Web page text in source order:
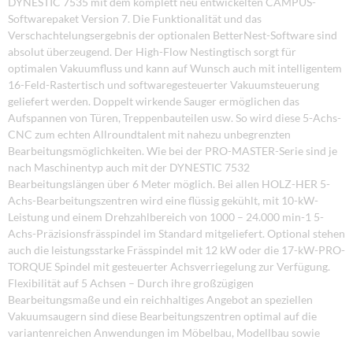
Softwarepaket Version 7. Die Funktionalität und das
Verschachtelungsergebnis der optionalen BetterNest-Software sind
absolut überzeugend. Der High-Flow Nestingtisch sorgt für
optimalen Vakuumfluss und kann auf Wunsch auch mit intelligentem
16-Feld-Rastertisch und softwaregesteuerter Vakuumsteuerung
geliefert werden. Doppelt wirkende Sauger ermöglichen das
Aufspannen von Türen, Treppenbauteilen usw. So wird diese 5-Achs-
CNC zum echten Allroundtalent mit nahezu unbegrenzten
Bearbeitungsmöglichkeiten. Wie bei der PRO-MASTER-Serie sind je
nach Maschinentyp auch mit der DYNESTIC 7532
Bearbeitungslängen über 6 Meter möglich. Bei allen HOLZ-HER 5-
Achs-Bearbeitungszentren wird eine flüssig gekühlt, mit 10-kW-
Leistung und einem Drehzahlbereich von 1000 – 24.000 min-1 5-
Achs-Präzisionsfrässpindel im Standard mitgeliefert. Optional stehen
auch die leistungsstarke Frässpindel mit 12 kW oder die 17-kW-PRO-
TORQUE Spindel mit gesteuerter Achsverriegelung zur Verfügung.
Flexibilität auf 5 Achsen – Durch ihre großzügigen
Bearbeitungsmaße und ein reichhaltiges Angebot an speziellen
Vakuumsaugern sind diese Bearbeitungszentren optimal auf die
variantenreichen Anwendungen im Möbelbau, Modellbau sowie